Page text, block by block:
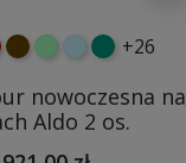
czekoladowy
miętowybłękitny
turkusowy
+26
nowoczesna na
Aldo 2 os.